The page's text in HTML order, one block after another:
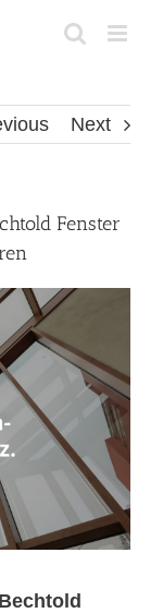
Next
Fenster